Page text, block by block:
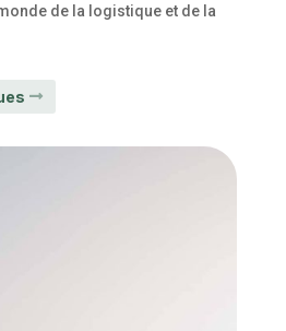
de la logistique et de la